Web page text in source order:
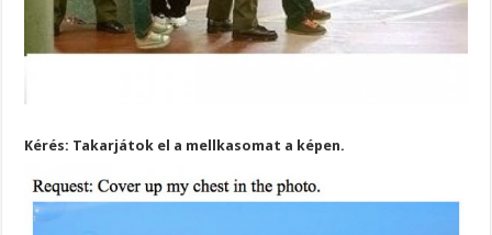
Kérés: Takarjátok el a mellkasomat a képen.